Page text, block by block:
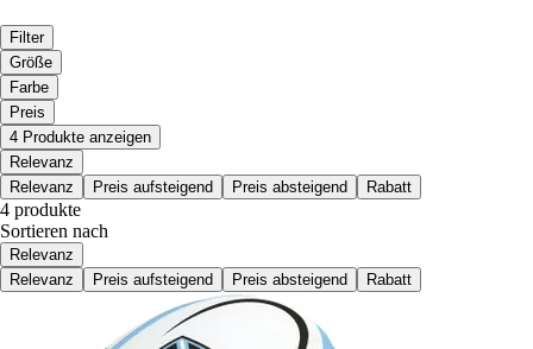
Filter
Größe
Farbe
Preis
4 Produkte anzeigen
Relevanz
Relevanz
Preis aufsteigend Preis absteigend Rabatt
4 produkte
Sortieren nach
Relevanz
Relevanz
Preis aufsteigend Preis absteigend Rabatt